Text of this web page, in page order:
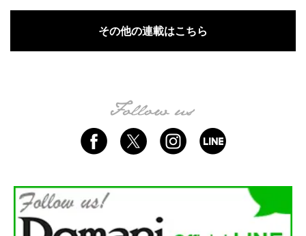
その他の連載はこちら